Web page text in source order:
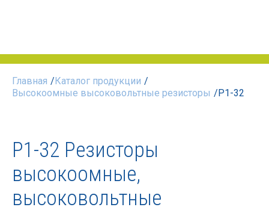
Главная /Каталог продукции /
Высокоомные высоковольтные резисторы /Р1-32
Р1-32 Резисторы
высокоомные,
высоковольтные